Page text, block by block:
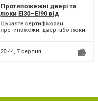
Протипожежні двері та
люки EI30–EI90 від
виробника —
сертифікована якість і
Шукаєте сертифіковані
протипожежні двері або люки
чи промислового об'єкт...
20:44, 7 серпня